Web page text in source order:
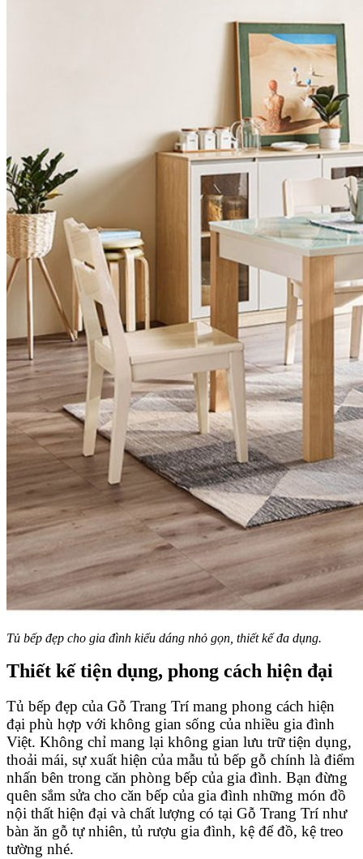
Tủ bếp đẹp cho gia đình kiểu dáng nhỏ gọn, thiết kế đa dụng.
Thiết kế tiện dụng, phong cách hiện đại
Tủ bếp đẹp của Gỗ Trang Trí mang phong cách hiện
đại phù hợp với không gian sống của nhiều gia đình
Việt. Không chỉ mang lại không gian lưu trữ tiện dụng,
thoải mái, sự xuất hiện của mẫu tủ bếp gỗ chính là điểm
nhấn bên trong căn phòng bếp của gia đình. Bạn đừng
quên sắm sửa cho căn bếp của gia đình những món đồ
nội thất hiện đại và chất lượng có tại Gỗ Trang Trí như
bàn ăn gỗ tự nhiên, tủ rượu gia đình, kệ để đồ, kệ treo
tường nhé.